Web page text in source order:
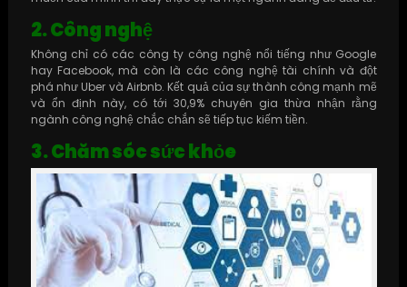
2. Công nghệ
Không chỉ có các công ty công nghệ nổi tiếng như Google
hay Facebook, mà còn là các công nghệ tài chính và đột
phá như Uber và Airbnb. Kết quả của sự thành công mạnh mẽ
và ổn định này, có tới 30,9% chuyên gia thừa nhận rằng
ngành công nghệ chắc chắn sẽ tiếp tục kiếm tiền.
3. Chăm sóc sức khỏe